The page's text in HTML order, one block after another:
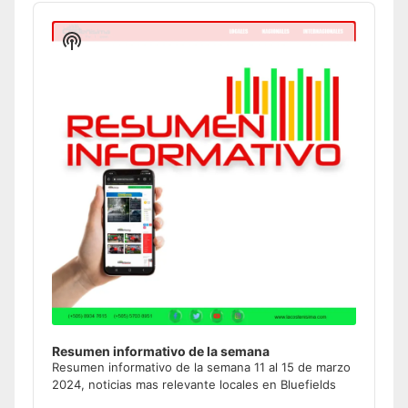
Audio
Player
Resumen informativo de la semana
Resumen informativo de la semana 11 al 15 de marzo
2024, noticias mas relevante locales en Bluefields
Show
Podcast